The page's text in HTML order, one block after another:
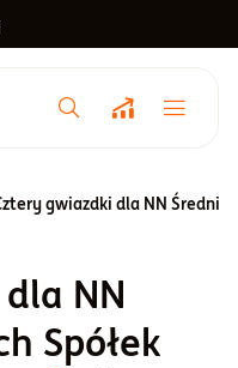
gwiazdki dla NN
NN
Spółek